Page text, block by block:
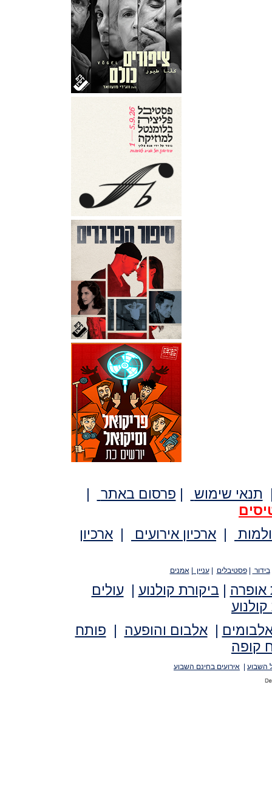
תנאי שימוש | פרסום באתר
|
| ארכיון אירועים | ארכיון
בידור |פסטיבלים |עניין |אמנים
אופרה | ביקורת קולנוע |עולים
קולנוע
|אלבום והופעה | פותח
קופה
השבוע אירועים בחינם השבוע